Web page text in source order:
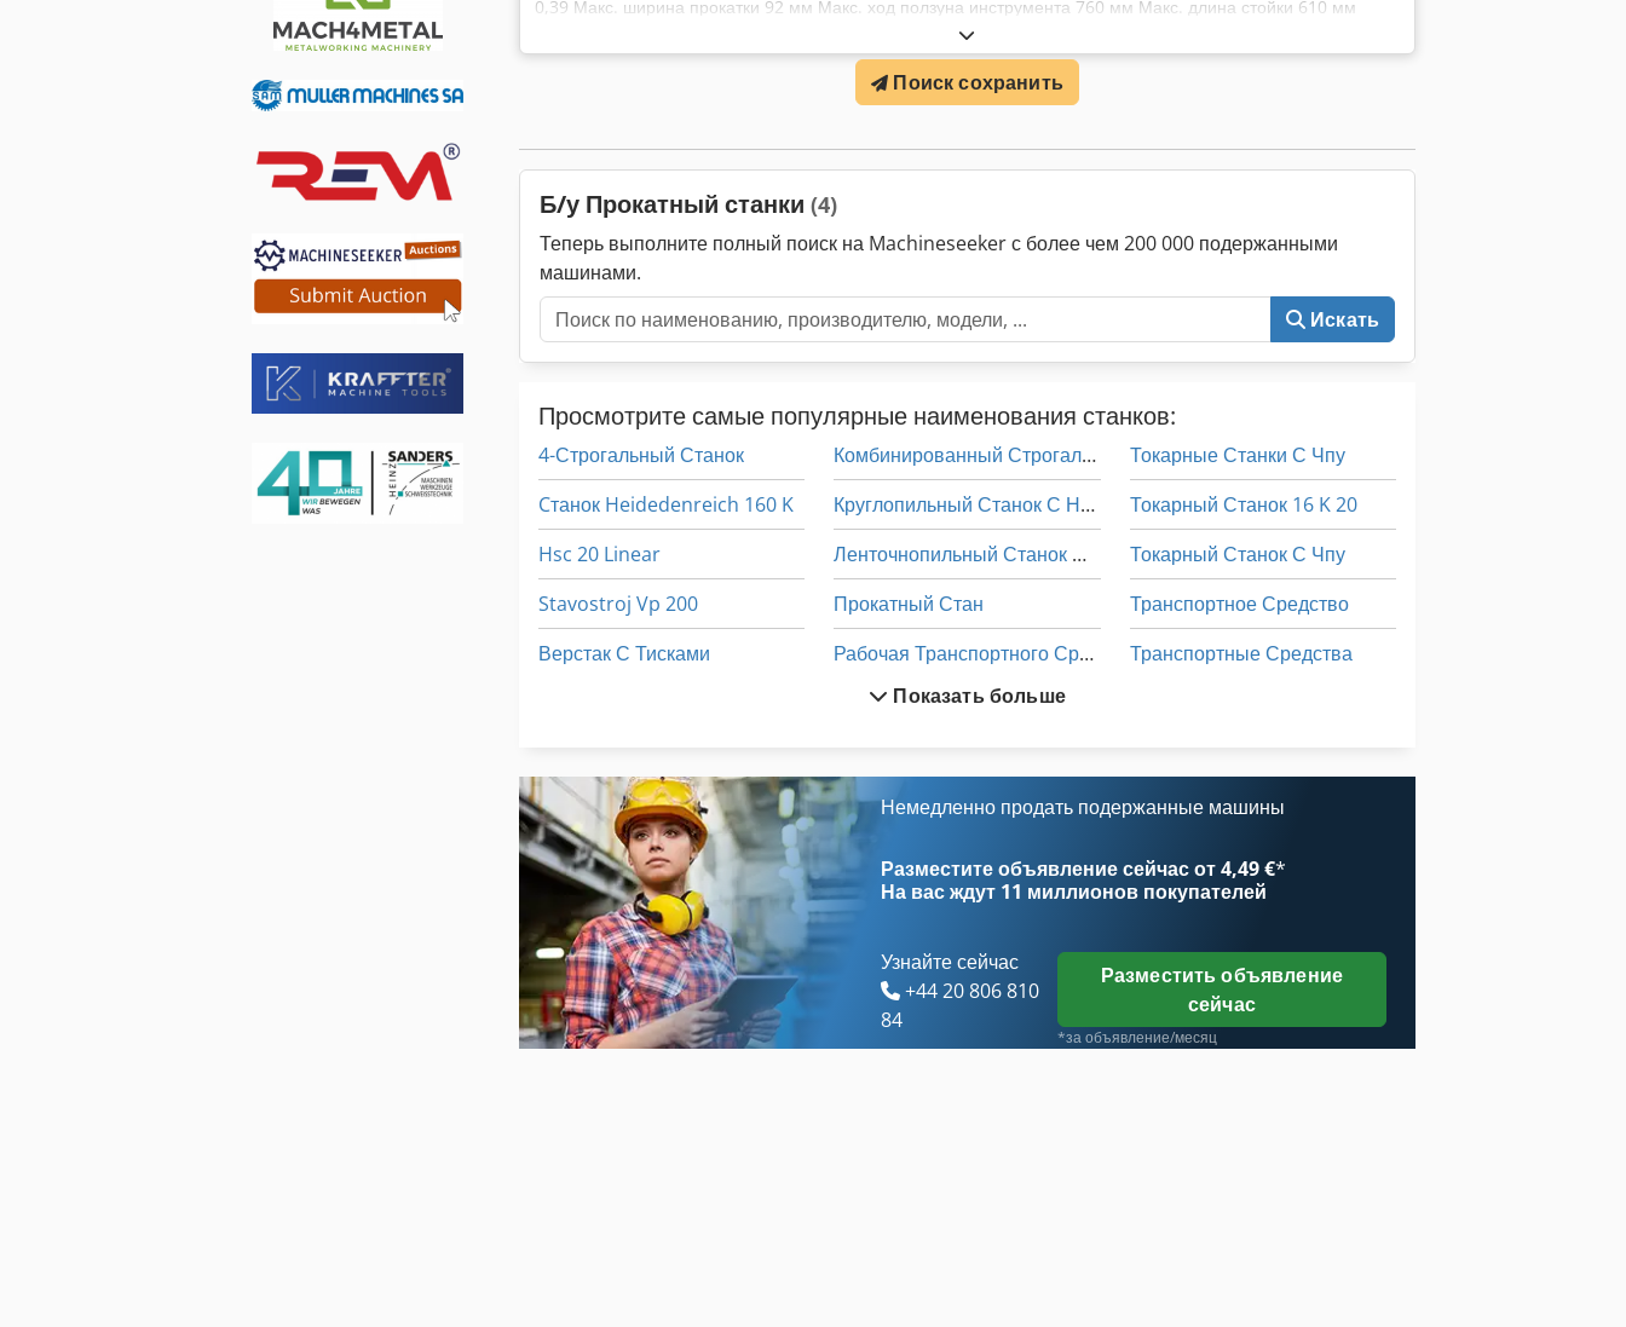
0,39 Макс. ширина прокатки 92 мм Макс. ход ползуна инструмента 760 мм Макс. длина стойки 610 мм
Макс. диаметральный шаг 20/40-32/64 Производственный номер 550-235-ELD ЭЛЕКТРИЧЕСКИЕ
ХАРАКТЕРИСТИКИ Dodod Nw Ttspfx Ab Sjck Мощность главного двигателя 15 л.с.
Поиск сохранить
Б/у Прокатный станки (4)
Теперь выполните полный поиск на Machineseeker с более чем 200 000 подержанными
машинами.
Искать
Просмотрите самые популярные наименования станков:
4-Строгальный Станок
Cтанок Heidedenreich 160 K
Hsc 20 Linear
Stavostroj Vp 200
Верстак С Тисками
Деревообрабатывающих Станков С Чпу
Древесины Станок С Инструменты И Аксессуары
Комбинированный Строгальный Станок Толщина Станок Строгальный Станок 45 См
Круглопильный Станок С Наклонным Столом
Ленточнопильный Станок С Чпу
Прокатный Стан
Рабочая Транспортного Средства
Сверлильный Станок С Чпу
Станки С Чпу
Токарные Станки По Дереву
Токарные Станки С Чпу
Токарный Станок 16 K 20
Токарный Станок С Чпу
Транспортное Средство
Транспортные Средства
Показать больше
Немедленно продать подержанные машины
Разместите объявление сейчас от 4,49 €*
На вас ждут 11 миллионов покупателей
Узнайте сейчас
+44 20 806 810
84
Разместить объявление
сейчас
*за объявление/месяц